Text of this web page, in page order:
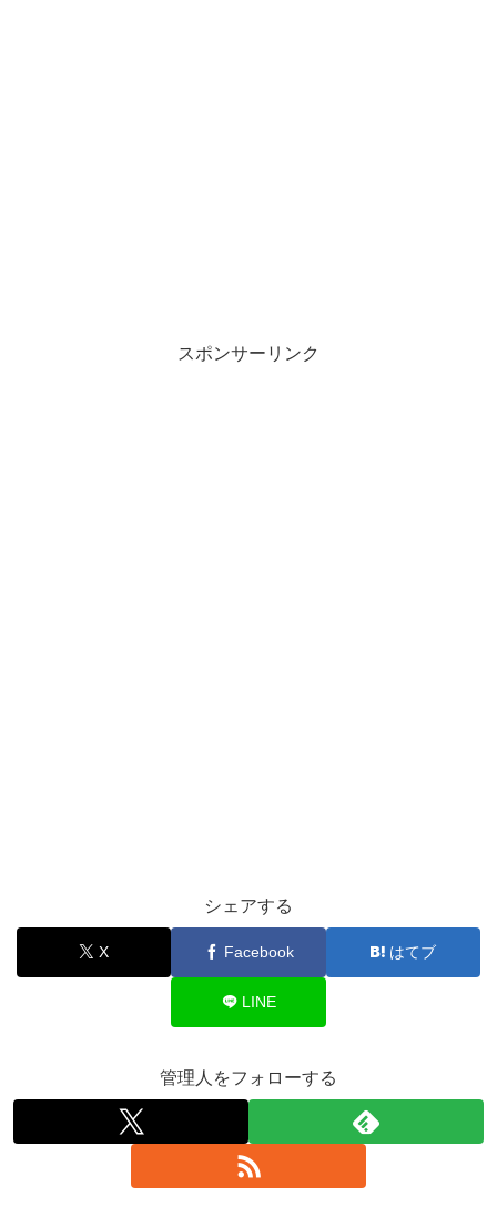
スポンサーリンク
シェアする
X Facebook はてブ
LINE
管理人をフォローする